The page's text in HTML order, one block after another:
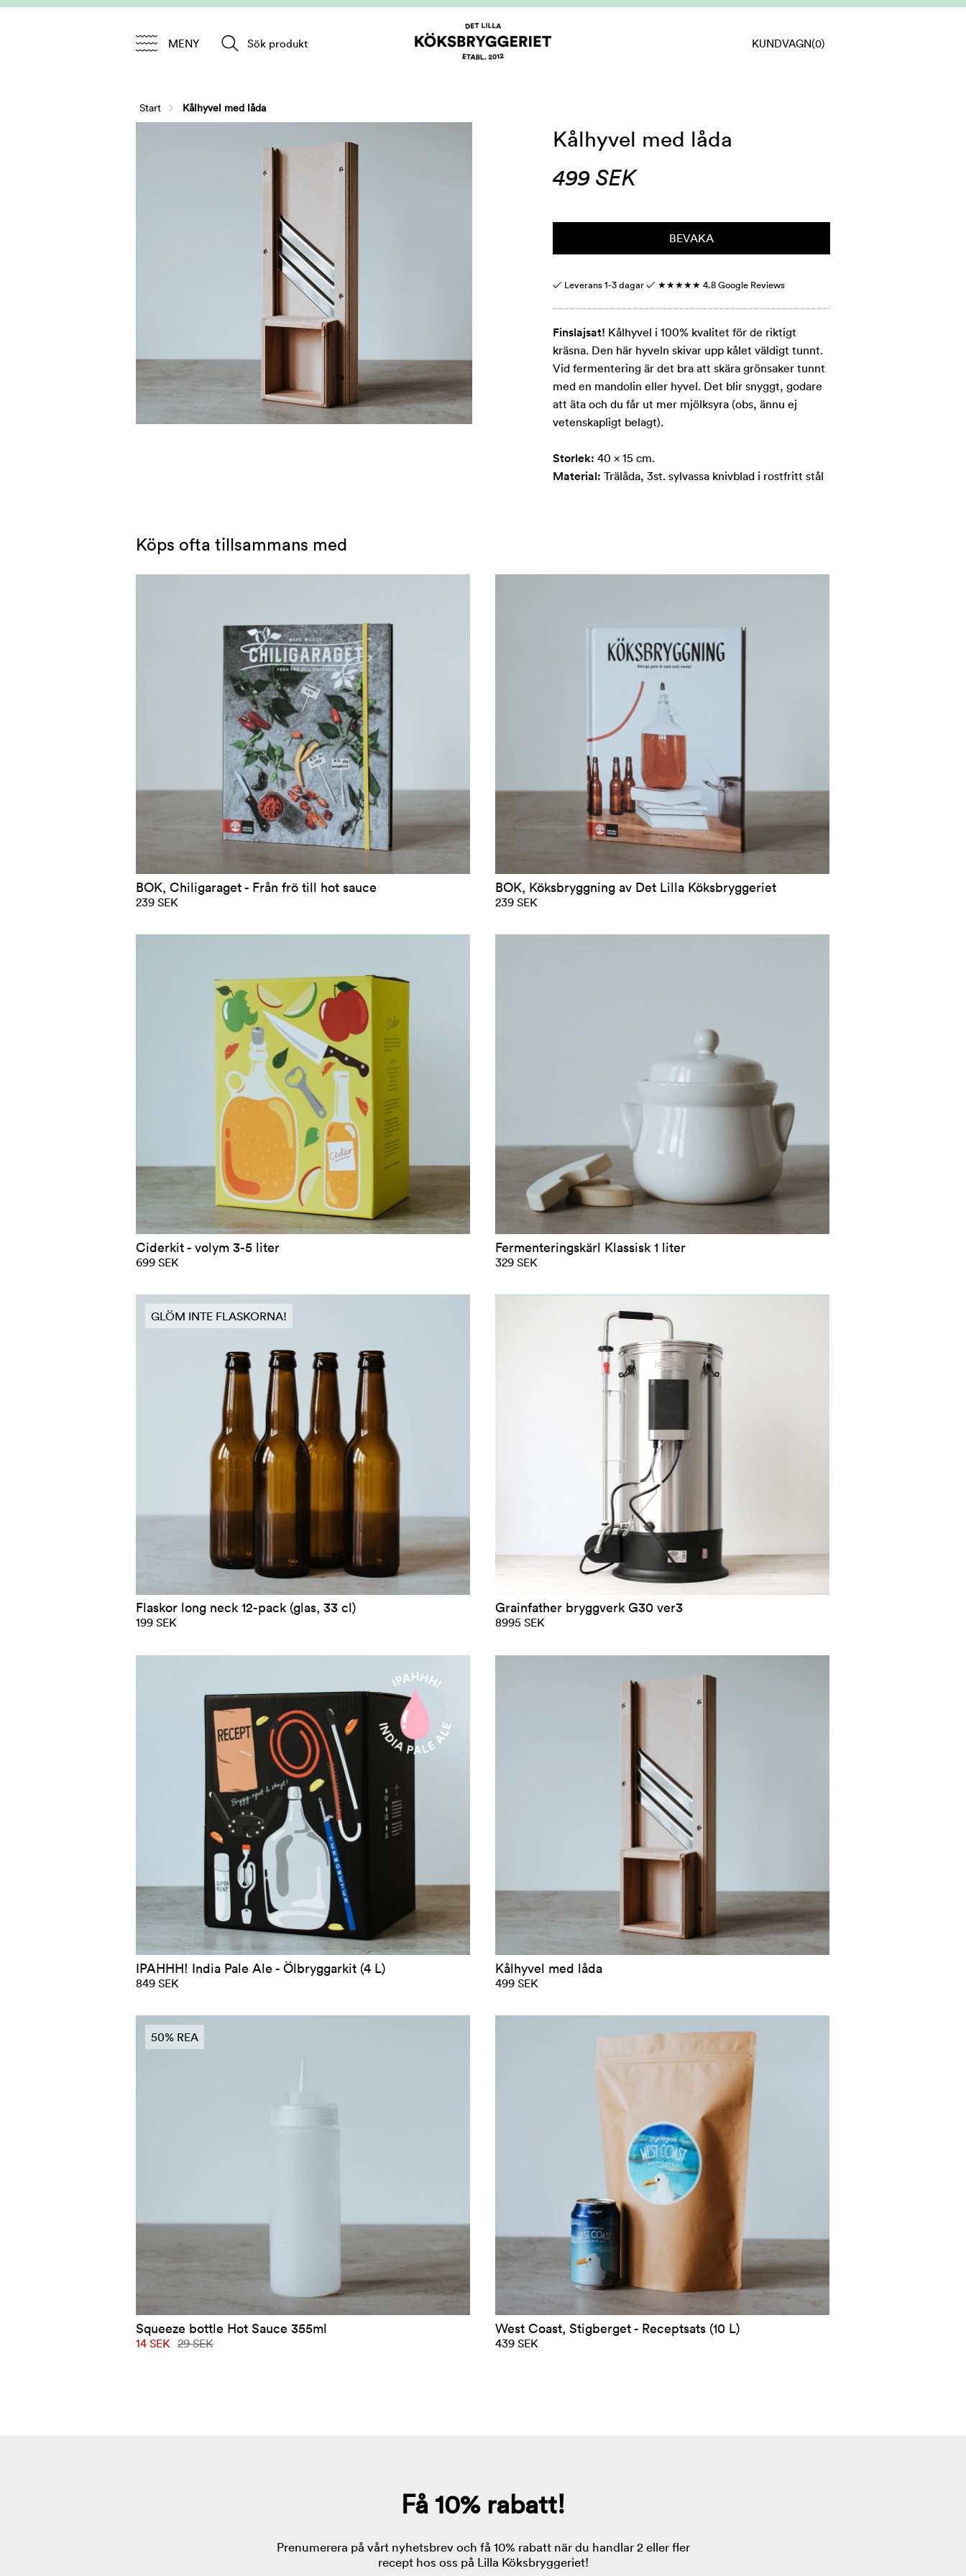
MENY Sök produkt KUNDVAGN(0)
Start Kålhyvel med låda
Kålhyvel med låda
499SEK
BEVAKA
✓ Leverans 1-3 dagar ✓ ★★★★★ 4.8 Google Reviews
Finslajsat! Kålhyvel i 100% kvalitet för de riktigt
kräsna. Den här hyveln skivar upp kålet väldigt tunnt.
Vid fermentering är det bra att skära grönsaker tunnt
med en mandolin eller hyvel. Det blir snyggt, godare
att äta och du får ut mer mjölksyra (obs, ännu ej
vetenskapligt belagt).
Storlek: 40 x 15 cm.
Material: Trälåda, 3st. sylvassa knivblad i rostfritt stål
Köps ofta tillsammans med
BOK, Chiligaraget - Från frö till hot sauce
239 SEK
BOK, Köksbryggning av Det Lilla Köksbryggeriet
239 SEK
Ciderkit - volym 3-5 liter
699 SEK
Fermenteringskärl Klassisk 1 liter
329 SEK
GLÖM INTE FLASKORNA!
Flaskor long neck 12-pack (glas, 33 cl)
199 SEK
Grainfather bryggverk G30 ver3
8995 SEK
IPAHHH! India Pale Ale - Ölbryggarkit (4 L)
849 SEK
Kålhyvel med låda
499 SEK
50% REA
Squeeze bottle Hot Sauce 355ml
14 SEK 29 SEK
West Coast, Stigberget - Receptsats (10 L)
439 SEK